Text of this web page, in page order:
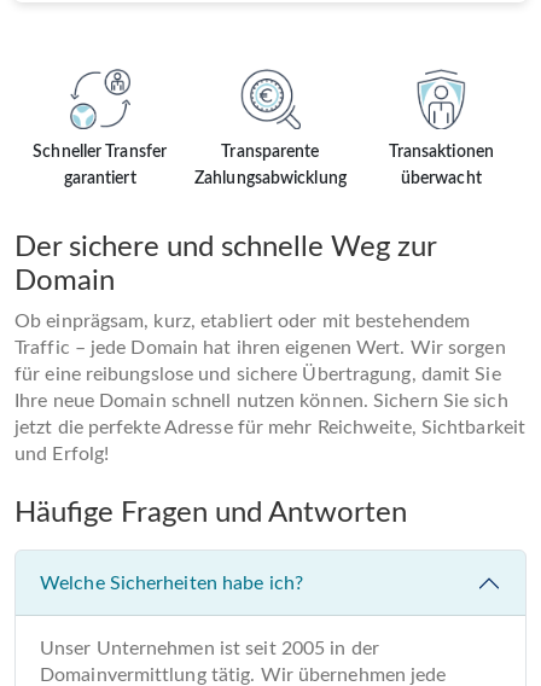
Schneller Transfer
garantiert
Transparente
Zahlungsabwicklung
Transaktionen
überwacht
Der sichere und schnelle Weg zur
Domain
Ob einprägsam, kurz, etabliert oder mit bestehendem
Traffic – jede Domain hat ihren eigenen Wert. Wir sorgen
für eine reibungslose und sichere Übertragung, damit Sie
Ihre neue Domain schnell nutzen können. Sichern Sie sich
jetzt die perfekte Adresse für mehr Reichweite, Sichtbarkeit
und Erfolg!
Häufige Fragen und Antworten
Welche Sicherheiten habe ich?
Unser Unternehmen ist seit 2005 in der
Domainvermittlung tätig. Wir übernehmen jede